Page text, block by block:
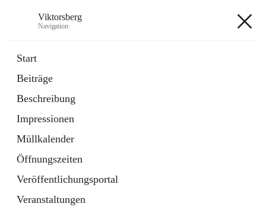
Viktorsberg
Navigation
Start
Beiträge
Beschreibung
Impressionen
Müllkalender
Öffnungszeiten
Veröffentlichungsportal
Veranstaltungen
1 Schnellzugriff
Bürgerservice
10 Schnellzugriffe